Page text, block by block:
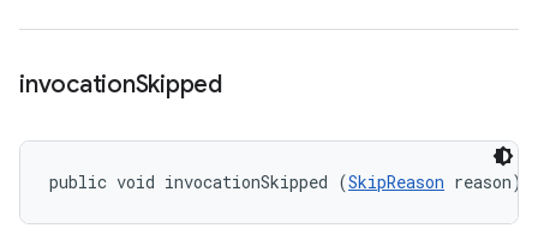
invocationSkipped
public void invocationSkipped (SkipReason reason)